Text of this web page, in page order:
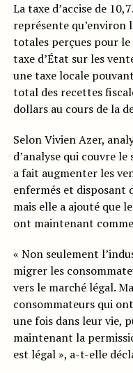
La taxe d’accise de
représente qu’environ
totales perçues pour le
taxe d’État sur les
une taxe locale
total des recettes
dollars au cours de la
Selon Vivien Azer,
d’analyse qui couvre
a fait augmenter les
enfermés et disposant
mais elle a ajouté que
ont maintenant
« Non seulement
migrer les
vers le marché légal.
consommateurs qui
une fois dans leur vie,
maintenant la
est légal », a-t-elle